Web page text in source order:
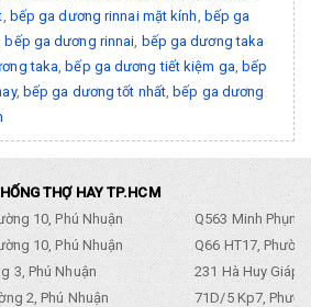
bếp ga dương rinnai mặt kính
bếp ga
bếp ga dương rinnai bếp ga dương taka
taka bếp ga dương tiết kiệm ga bếp
, bếp ga dương tốt nhất, bếp ga dương
THỢ HAY TP.HCM
10, Phú Nhuận
Q563 Minh
10, Phú Nhuận
Q66 HT17,
3, Phú Nhuận
231 Hà Huy Giáp,
2, Phú Nhuận
71D/5 Kp7,